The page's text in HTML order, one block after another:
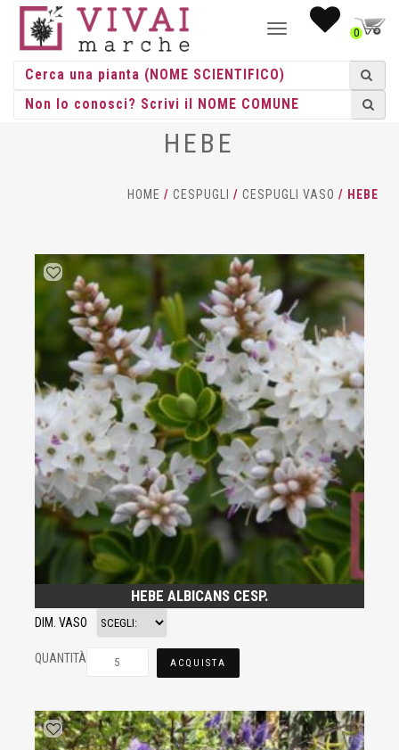
NAVIGAZIONE0
HEBE
HOME / CESPUGLI / CESPUGLI VASO / HEBE
HEBE ALBICANS CESP.
DIM. VASO
QUANTITÀ ACQUISTA